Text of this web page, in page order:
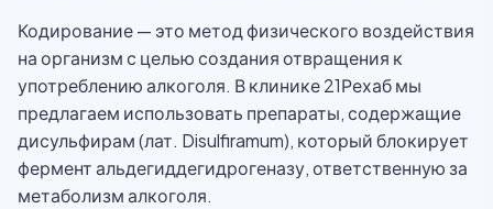
Кодирование — это метод физического воздействия
на организм с целью создания отвращения к
употреблению алкоголя. В клинике 21Рехаб мы
предлагаем использовать препараты, содержащие
дисульфирам (лат. Disulfiramum), который блокирует
фермент альдегиддегидрогеназу, ответственную за
метаболизм алкоголя.